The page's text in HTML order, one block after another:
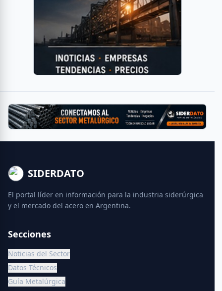
SIDERDATO
El portal líder en información para la industria siderúrgica
y el mercado del acero en Argentina.
Secciones
Noticias del Sector
Datos Técnicos
Guía Metalúrgica